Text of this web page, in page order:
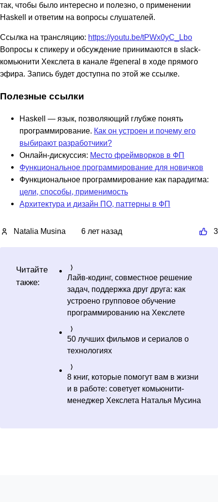
так, чтобы было интересно и полезно, о применении
Haskell и ответим на вопросы слушателей.
Ссылка на трансляцию: https://youtu.be/tPWx0yC_Lbo
Вопросы к спикеру и обсуждение принимаются в slack-
комьюнити Хекслета в канале #general в ходе прямого
эфира. Запись будет доступна по этой же ссылке.
Полезные ссылки
Haskell — язык, позволяющий глубже понять
программирование. Как он устроен и почему его
выбирают разработчики?
Онлайн-дискуссия: Место фреймворков в ФП
Функциональное программирование для новичков
Функциональное программирование как парадигма:
цели, способы, применимость
Архитектура и дизайн ПО, паттерны в ФП
Natalia Musina 6 лет назад 3
Читайте
также:
Лайв-кодинг, совместное решение
задач, поддержка друг друга: как
устроено групповое обучение
программированию на Хекслете
50 лучших фильмов и сериалов о
технологиях
8 книг, которые помогут вам в жизни
и в работе: советует комьюнити-
менеджер Хекслета Наталья Мусина